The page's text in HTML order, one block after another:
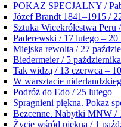
POKAZ SPECJALNY /
Józef Brandt 1841–1915 /
Sztuka Wicekrólestwa Peru
Paderewski / 17 lutego – 20
Miejska rewolta / 27
Biedermeier / 5
Tak widzą / 13 czerwca –
W warsztacie
Podróż do Edo / 25 lutego
Spragnieni piękna. Pokaz
Bezcenne. Nabytki MNW /
Życie wśród piękna / 1